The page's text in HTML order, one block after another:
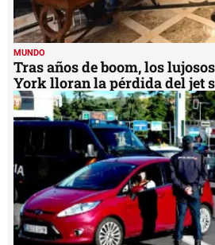
MUNDO
Tras años de boom, los
York lloran la pérdida del jet